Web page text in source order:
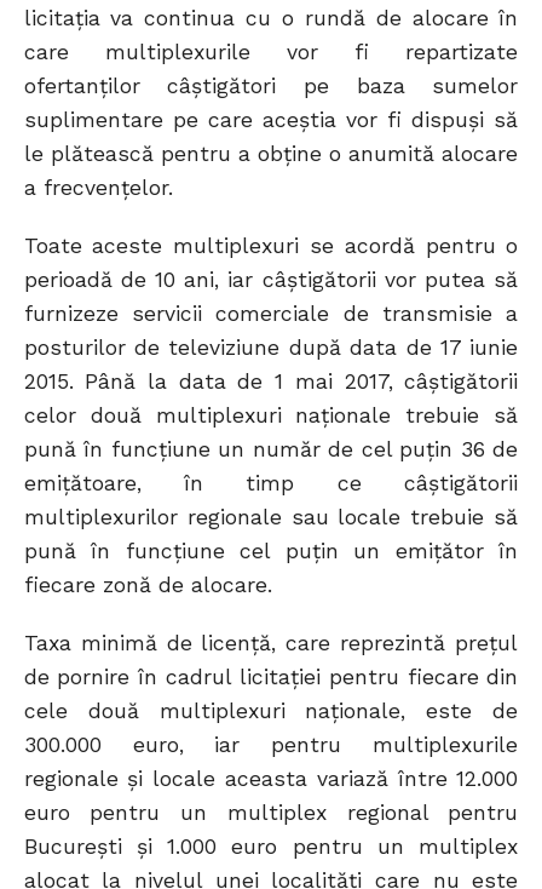
licitația va continua cu o rundă de alocare în
care multiplexurile vor fi repartizate
ofertanţilor câştigători pe baza sumelor
suplimentare pe care aceştia vor fi dispuși să
le plătească pentru a obţine o anumită alocare
a frecvenţelor.
Toate aceste multiplexuri se acordă pentru o
perioadă de 10 ani, iar câștigătorii vor putea să
furnizeze servicii comerciale de transmisie a
posturilor de televiziune după data de 17 iunie
2015. Până la data de 1 mai 2017, câștigătorii
celor două multiplexuri naționale trebuie să
pună în funcțiune un număr de cel puțin 36 de
emițătoare, în timp ce câștigătorii
multiplexurilor regionale sau locale trebuie să
pună în funcțiune cel puțin un emițător în
fiecare zonă de alocare.
Taxa minimă de licenţă, care reprezintă preţul
de pornire în cadrul licitației pentru fiecare din
cele două multiplexuri naționale, este de
300.000 euro, iar pentru multiplexurile
regionale și locale aceasta variază între 12.000
euro pentru un multiplex regional pentru
București și 1.000 euro pentru un multiplex
alocat la nivelul unei localităţi care nu este